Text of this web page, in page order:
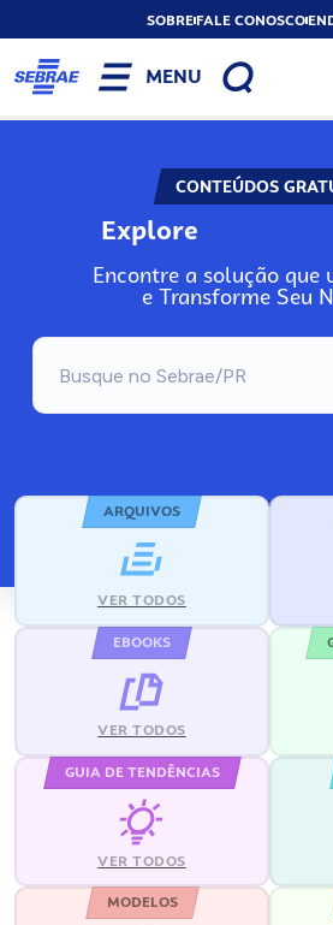
SOBREFALE CONOSCO
MENU
CONTEÚDOS
Explore
Encontre a solução que
e Transforme Seu
ARQUIVOS
VER TODOS
EBOOKS
VER TODOS
GUIA DE TENDÊNCIAS
VER TODOS
MODELOS